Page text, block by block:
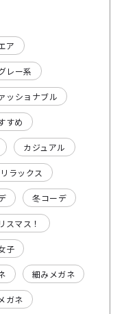
ア
レー系
ッショナブル
すめ
カジュアル
ラックス
冬コーデ
スマス！
子
細みメガネ
ガネ